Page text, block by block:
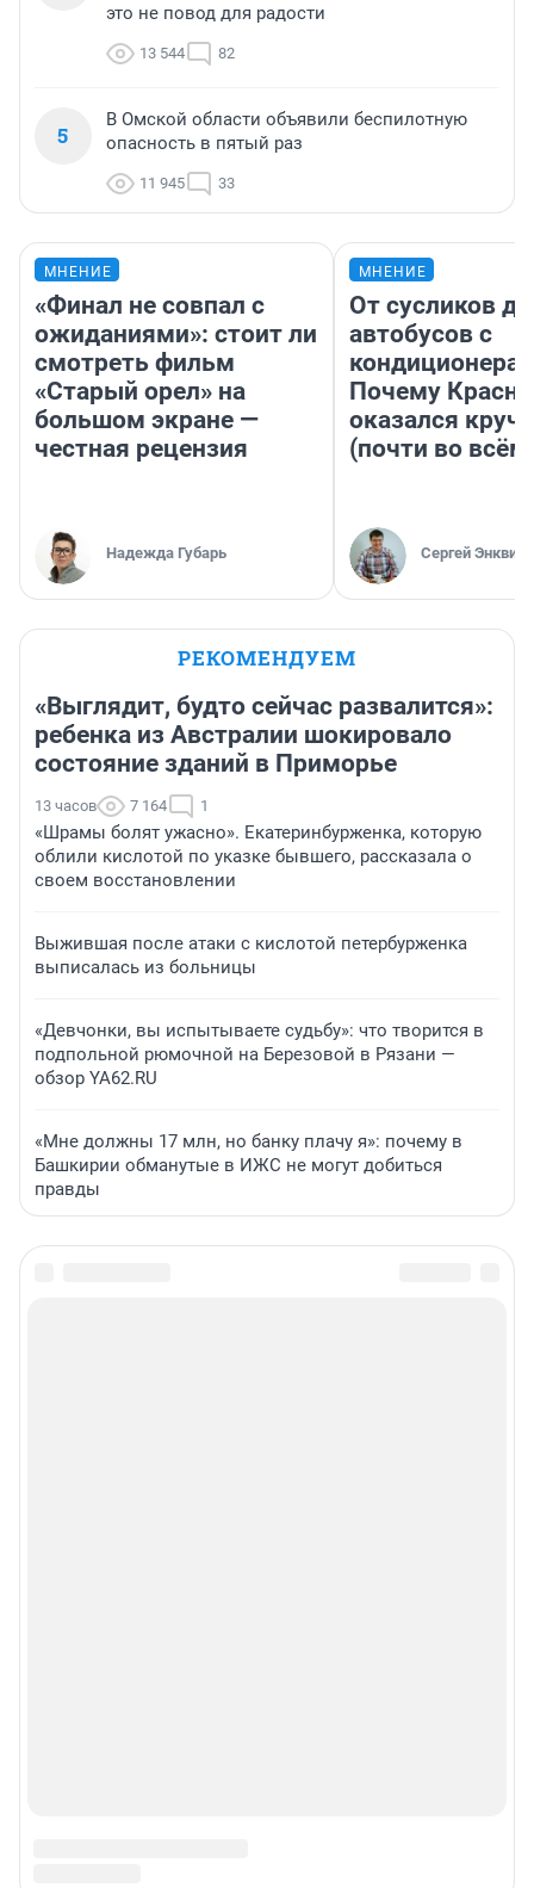
это не повод для радости
13 544 82
5
В Омской области объявили беспилотную
опасность в пятый раз
11 945 33
МНЕНИЕ
«Финал не совпал с
ожиданиями»: стоит ли
смотреть фильм
«Старый орел» на
большом экране —
честная рецензия
Надежда Губарь
МНЕНИЕ
От сусликов до
автобусов с
Почему
оказался
(почти во
Сергей Энквист
РЕКОМЕНДУЕМ
«Выглядит, будто сейчас развалится»:
ребенка из Австралии шокировало
состояние зданий в Приморье
13 часов 7 164 1
«Шрамы болят ужасно». Екатеринбурженка, которую
облили кислотой по указке бывшего, рассказала о
своем восстановлении
Выжившая после атаки с кислотой петербурженка
выписалась из больницы
«Девчонки, вы испытываете судьбу»: что творится в
подпольной рюмочной на Березовой в Рязани —
обзор YA62.RU
«Мне должны 17 млн, но банку плачу я»: почему в
Башкирии обманутые в ИЖС не могут добиться
правды